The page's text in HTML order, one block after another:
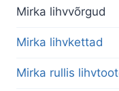
Mirka lihvvõrgud
Mirka lihvkettad
Mirka rullis